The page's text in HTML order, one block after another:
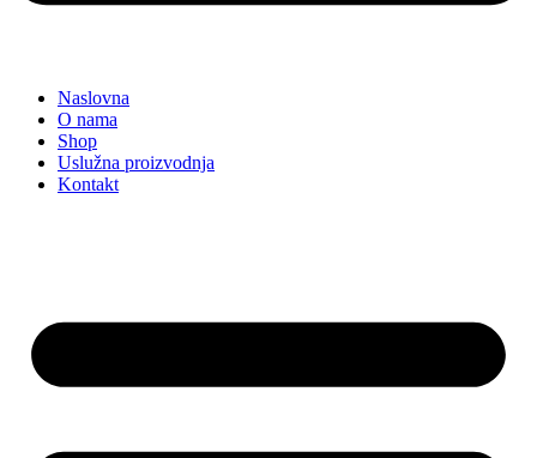
Naslovna
O nama
Shop
Uslužna proizvodnja
Kontakt